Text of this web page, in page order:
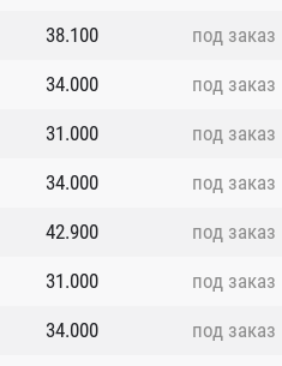
38.100 под заказ
34.000 под заказ
31.000 под заказ
34.000 под заказ
42.900 под заказ
31.000 под заказ
34.000 под заказ